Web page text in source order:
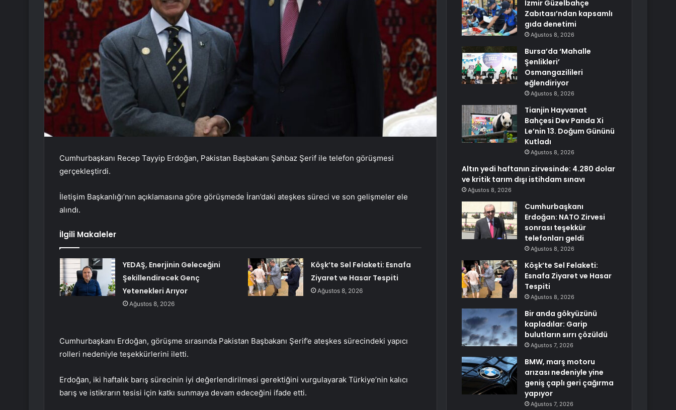
Cumhurbaşkanı Recep Tayyip Erdoğan, Pakistan Başbakanı Şahbaz Şerif ile telefon görüşmesi
gerçekleştirdi.
İletişim Başkanlığı’nın açıklamasına göre görüşmede İran’daki ateşkes süreci ve son gelişmeler ele
alındı.
İlgili Makaleler
YEDAŞ, Enerjinin Geleceğini
Şekillendirecek Genç
Yetenekleri Arıyor
Ağustos 8, 2026
Köşk’te Sel Felaketi: Esnafa
Ziyaret ve Hasar Tespiti
Ağustos 8, 2026
Cumhurbaşkanı Erdoğan, görüşme sırasında Pakistan Başbakanı Şerif’e ateşkes sürecindeki yapıcı
rolleri nedeniyle teşekkürlerini iletti.
Erdoğan, iki haftalık barış sürecinin iyi değerlendirilmesi gerektiğini vurgulayarak Türkiye’nin kalıcı
barış ve istikrarın tesisi için katkı sunmaya devam edeceğini ifade etti.
İzmir Güzelbahçe
Zabıtası’ndan kapsamlı
gıda denetimi
Ağustos 8, 2026
Bursa’da ‘Mahalle
Şenlikleri’
Osmangazilileri
eğlendiriyor
Ağustos 8, 2026
Tianjin Hayvanat
Bahçesi Dev Panda Xi
Le’nin 13. Doğum Gününü
Kutladı
Ağustos 8, 2026
Altın yedi haftanın zirvesinde: 4.280 dolar
ve kritik tarım dışı istihdam sınavı
Ağustos 8, 2026
Cumhurbaşkanı
Erdoğan: NATO Zirvesi
sonrası teşekkür
telefonları geldi
Ağustos 8, 2026
Köşk’te Sel Felaketi:
Esnafa Ziyaret ve Hasar
Tespiti
Ağustos 8, 2026
Bir anda gökyüzünü
kapladılar: Garip
bulutların sırrı çözüldü
Ağustos 7, 2026
BMW, marş motoru
arızası nedeniyle yine
geniş çaplı geri çağırma
yapıyor
Ağustos 7, 2026